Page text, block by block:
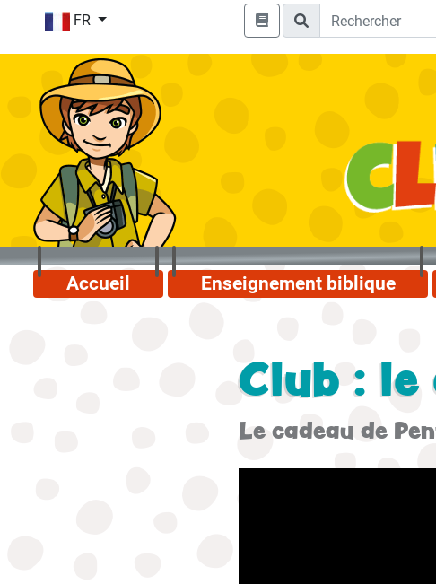
FR
Accueil Enseignement biblique
Club :
Le cadeau de